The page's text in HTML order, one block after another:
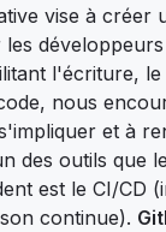
vise à créer
l'écriture, le
nous
et à
des outils que
est le CI/CD
continue).